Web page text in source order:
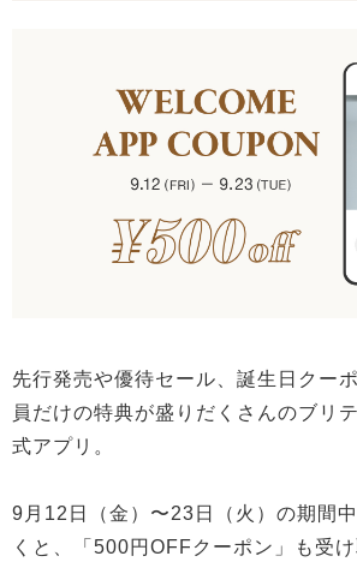
先行発売や優待セール、誕生日クー
員だけの特典が盛りだくさんのブリ
式アプリ。
9月12日（金）〜23日（火）の期間
くと、「500円OFFクーポン」も受